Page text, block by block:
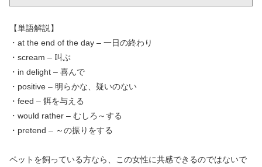
【単語解説】
・at the end of the day – 一日の終わり
・scream – 叫ぶ
・in delight – 喜んで
・positive – 明らかな、疑いのない
・feed – 餌を与える
・would rather – むしろ～する
・pretend – ～の振りをする
ペットを飼っている方なら、この女性に共感できるのではないで